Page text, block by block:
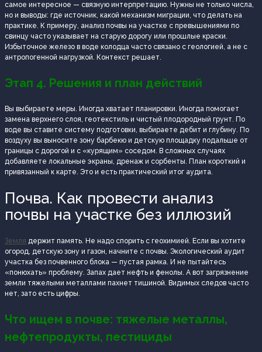
самое интересное — связную интерпретацию. Нужны не только числа,
но и выводы: где источник, какой механизм миграции, что делать на
практике. К примеру, анализ почвы на участке с превышениями по
свинцу часто указывает на старую дорогу или прошлые краски.
Избыточное железо в воде колодца часто связано с геологией, а не с
антропогенной нагрузкой. Контекст решает.
Этап 4. Решения и план действий
Вы выбираете меры. Иногда хватает планировки. Иногда помогает
замена верхнего слоя, геотекстиль и чистый плодородный грунт. По
воде вы ставите систему подготовки, выбираете дебит и глубину. По
воздуху вы выносите зону барбекю и детскую площадку подальше от
границы с дорогой и с «курящим» соседом. В сложных случаях
добавляете локальные экраны, дренаж и сорбенты. План короткий и
привязанный к карте. Это и есть практический итог аудита.
Почва. Как провести анализ
почвы на участке без иллюзий
Земля держит память. Не надо спорить с геохимией. Если вы хотите
огород, детскую зону и газон, начните с почвы. Экологический аудит
участка без почвенного блока — пустая рамка. И не пытайтесь
«понюхать» проблему. Запах дает нефть и фенолы. А вот загрязнение
земли тяжелыми металлами пахнет тишиной. Видимых следов часто
нет, зато есть цифры.
Что ищем в почве: тяжелые металлы,
нефтепродукты, пестициды